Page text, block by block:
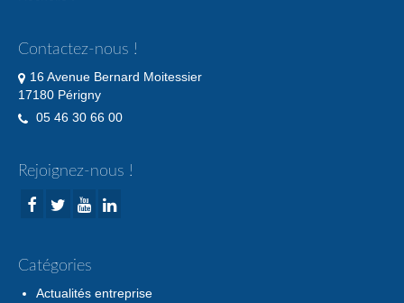
Contactez-nous !
16 Avenue Bernard Moitessier
17180 Périgny
05 46 30 66 00
Rejoignez-nous !
Catégories
Actualités entreprise